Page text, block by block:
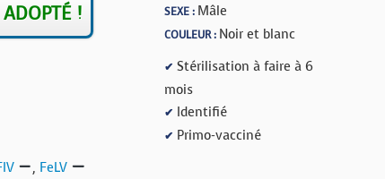
ADOPTÉ ! SEXE : Mâle
COULEUR : Noir et blanc
✔ Stérilisation à faire à 6
mois
✔ Identifié
✔ Primo-vacciné
, FeLV